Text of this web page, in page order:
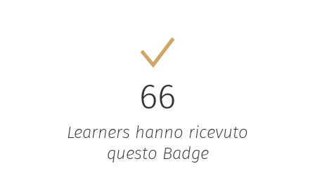
66
Learners hanno ricevuto
questo Badge